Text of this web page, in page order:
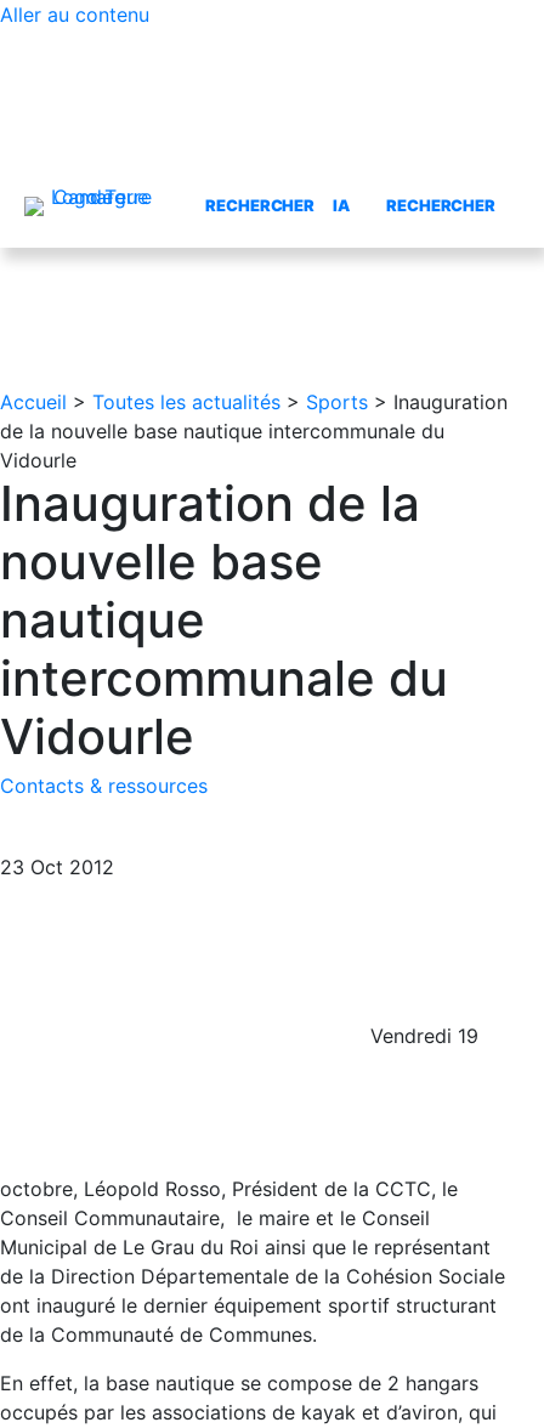
Aller au contenu
RECHERCHER IA RECHERCHER
Accueil > Toutes les actualités > Sports > Inauguration
de la nouvelle base nautique intercommunale du
Vidourle
Inauguration de la
nouvelle base
nautique
intercommunale du
Vidourle
Contacts & ressources
23 Oct 2012
Vendredi 19
octobre, Léopold Rosso, Président de la CCTC, le
Conseil Communautaire, le maire et le Conseil
Municipal de Le Grau du Roi ainsi que le représentant
de la Direction Départementale de la Cohésion Sociale
ont inauguré le dernier équipement sportif structurant
de la Communauté de Communes.
En effet, la base nautique se compose de 2 hangars
occupés par les associations de kayak et d’aviron, qui